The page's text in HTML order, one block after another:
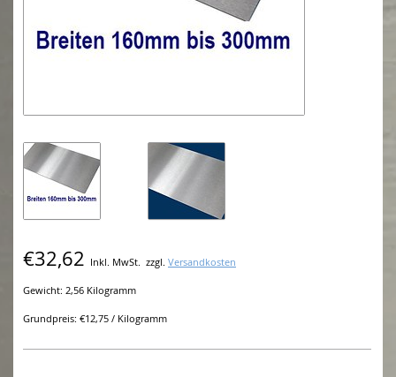
€32,62 Inkl. MwSt. zzgl. Versandkosten
Gewicht: 2,56 Kilogramm
Grundpreis: €12,75 / Kilogramm